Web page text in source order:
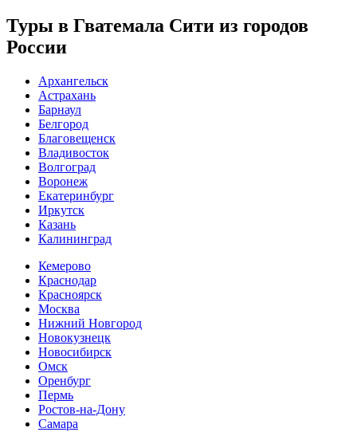
Туры в Гватемала Сити из городов
России
Архангельск
Астрахань
Барнаул
Белгород
Благовещенск
Владивосток
Волгоград
Воронеж
Екатеринбург
Иркутск
Казань
Калининград
Кемерово
Краснодар
Красноярск
Москва
Нижний Новгород
Новокузнецк
Новосибирск
Омск
Оренбург
Пермь
Ростов-на-Дону
Самара